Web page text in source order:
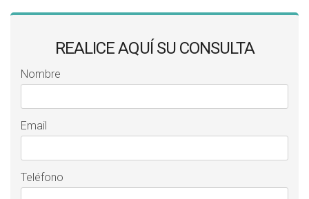
REALICE AQUÍ SU CONSULTA
Nombre
Email
Teléfono